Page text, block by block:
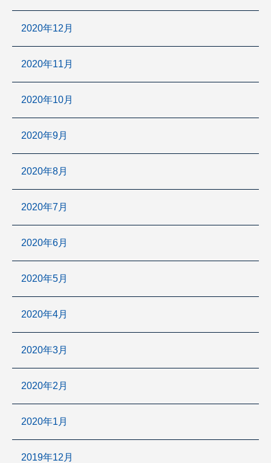
2020年12月
2020年11月
2020年10月
2020年9月
2020年8月
2020年7月
2020年6月
2020年5月
2020年4月
2020年3月
2020年2月
2020年1月
2019年12月